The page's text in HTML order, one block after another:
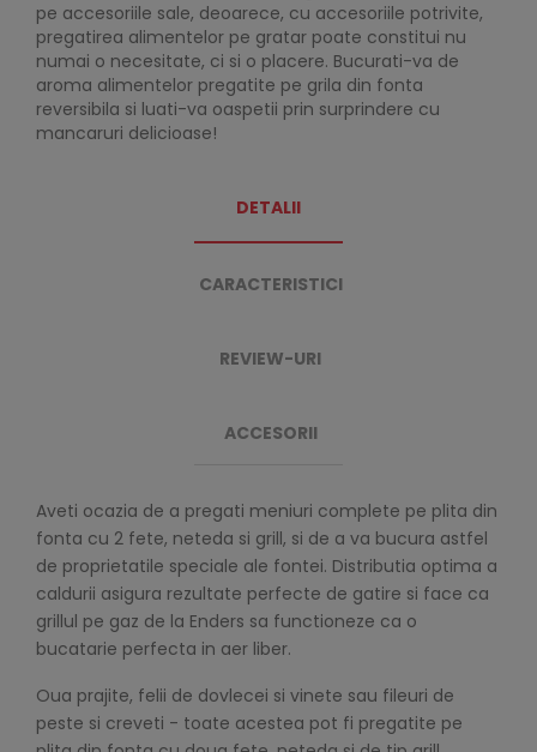
pe accesoriile sale, deoarece, cu accesoriile potrivite,
pregatirea alimentelor pe gratar poate constitui nu
numai o necesitate, ci si o placere. Bucurati-va de
aroma alimentelor pregatite pe grila din fonta
reversibila si luati-va oaspetii prin surprindere cu
mancaruri delicioase!
DETALII
CARACTERISTICI
REVIEW-URI
ACCESORII
Aveti ocazia de a pregati meniuri complete pe plita din
fonta cu 2 fete, neteda si grill, si de a va bucura astfel
de proprietatile speciale ale fontei. Distributia optima a
caldurii asigura rezultate perfecte de gatire si face ca
grillul pe gaz de la Enders sa functioneze ca o
bucatarie perfecta in aer liber.
Oua prajite, felii de dovlecei si vinete sau fileuri de
peste si creveti - toate acestea pot fi pregatite pe